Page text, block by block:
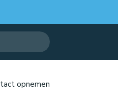
opnemen